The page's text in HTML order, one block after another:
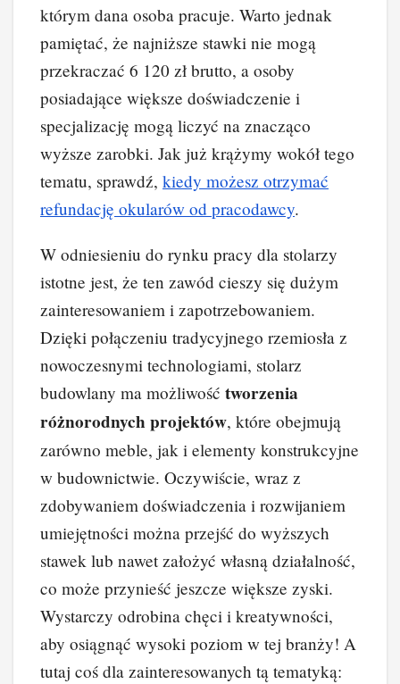
którym dana osoba pracuje. Warto jednak
pamiętać, że najniższe stawki nie mogą
przekraczać 6 120 zł brutto, a osoby
posiadające większe doświadczenie i
specjalizację mogą liczyć na znacząco
wyższe zarobki. Jak już krążymy wokół tego
tematu, sprawdź, kiedy możesz otrzymać
refundację okularów od pracodawcy.
W odniesieniu do rynku pracy dla stolarzy
istotne jest, że ten zawód cieszy się dużym
zainteresowaniem i zapotrzebowaniem.
Dzięki połączeniu tradycyjnego rzemiosła z
nowoczesnymi technologiami, stolarz
budowlany ma możliwość tworzenia
różnorodnych projektów, które obejmują
zarówno meble, jak i elementy konstrukcyjne
w budownictwie. Oczywiście, wraz z
zdobywaniem doświadczenia i rozwijaniem
umiejętności można przejść do wyższych
stawek lub nawet założyć własną działalność,
co może przynieść jeszcze większe zyski.
Wystarczy odrobina chęci i kreatywności,
aby osiągnąć wysoki poziom w tej branży! A
tutaj coś dla zainteresowanych tą tematyką: